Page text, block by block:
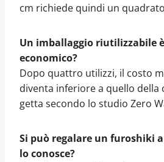
cm richiede quindi un
Un imballaggio riutilizzabile
economico?
Dopo quattro utilizzi, il costo
diventa inferiore a quello della
getta secondo lo studio Zero
Si può regalare un furoshiki
lo conosce?